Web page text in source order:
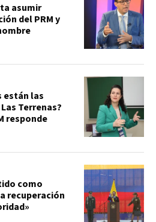
asumir
del PRM y
están las
Terrenas?
responde
como
recuperación